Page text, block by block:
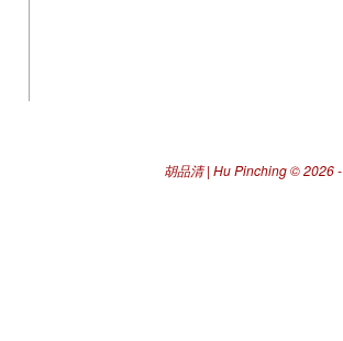
胡品清 | Hu Pinching© 2026 -